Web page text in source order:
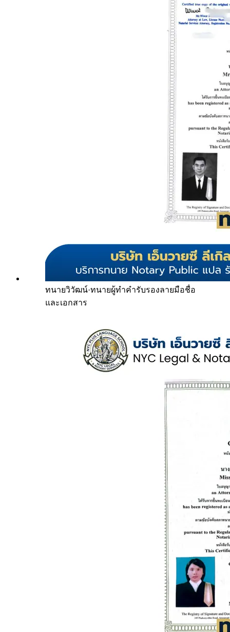
ทนายวิวัฒน์·ทนายผู้ทำคำรับรองลายมือชื่อ
และเอกสาร